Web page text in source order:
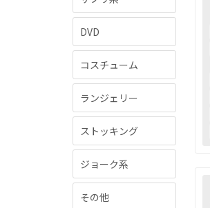
DVD
コスチューム
ランジェリー
ストッキング
ジョーク系
その他